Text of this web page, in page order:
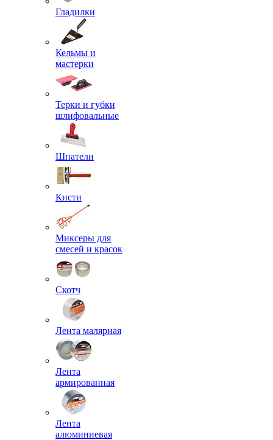
Гладилки
Кельмы и
мастерки
Терки и губки
шлифовальные
Шпатели
Кисти
Миксеры для
смесей и красок
Скотч
Лента малярная
Лента
армированная
Лента
алюминиевая